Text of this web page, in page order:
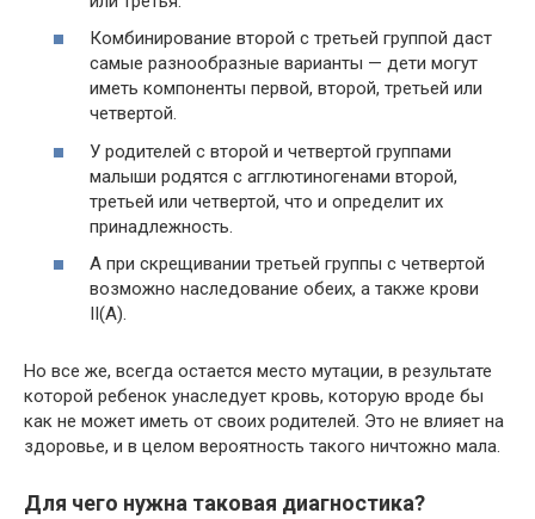
Комбинирование второй с третьей группой даст
самые разнообразные варианты — дети могут
иметь компоненты первой, второй, третьей или
четвертой.
У родителей с второй и четвертой группами
малыши родятся с агглютиногенами второй,
третьей или четвертой, что и определит их
принадлежность.
А при скрещивании третьей группы с четвертой
возможно наследование обеих, а также крови
II(А).
Но все же, всегда остается место мутации, в результате
которой ребенок унаследует кровь, которую вроде бы
как не может иметь от своих родителей. Это не влияет на
здоровье, и в целом вероятность такого ничтожно мала.
Для чего нужна таковая диагностика?